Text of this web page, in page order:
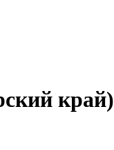
край)